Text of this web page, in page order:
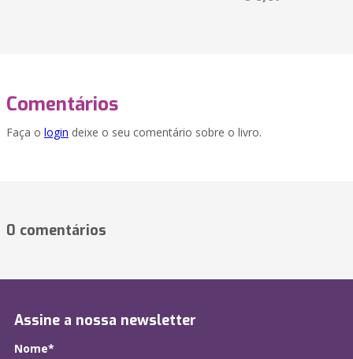
Comentários
Faça o login deixe o seu comentário sobre o livro.
0 comentários
Assine a nossa newsletter
Nome*